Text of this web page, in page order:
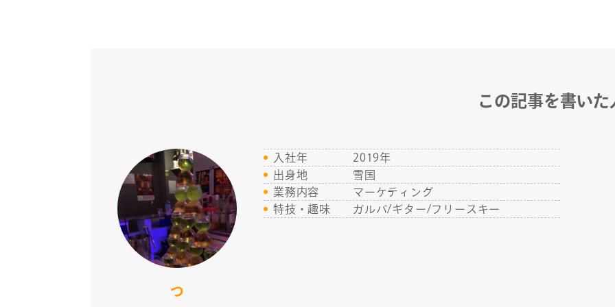
この記事を書いた
つ
入社年
2019年
出身地
雪国
業務内容
マーケティング
特技・趣味
ガルバ/ギター/フリースキー